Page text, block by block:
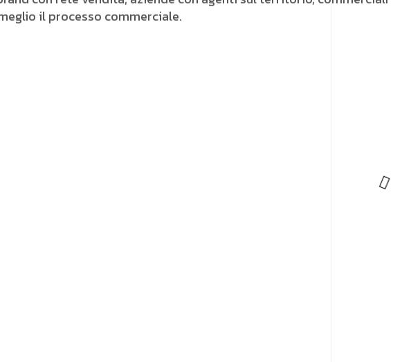
il processo commerciale.